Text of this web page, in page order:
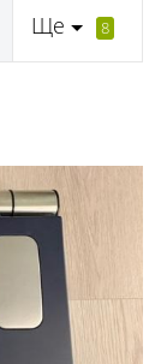
Ще 8